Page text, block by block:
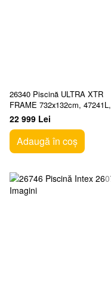
26340 Piscină ULTRA XTR
FRAME 732х132cm, 47241L,
cadru metalic
22 999 Lei
Adaugă în coș